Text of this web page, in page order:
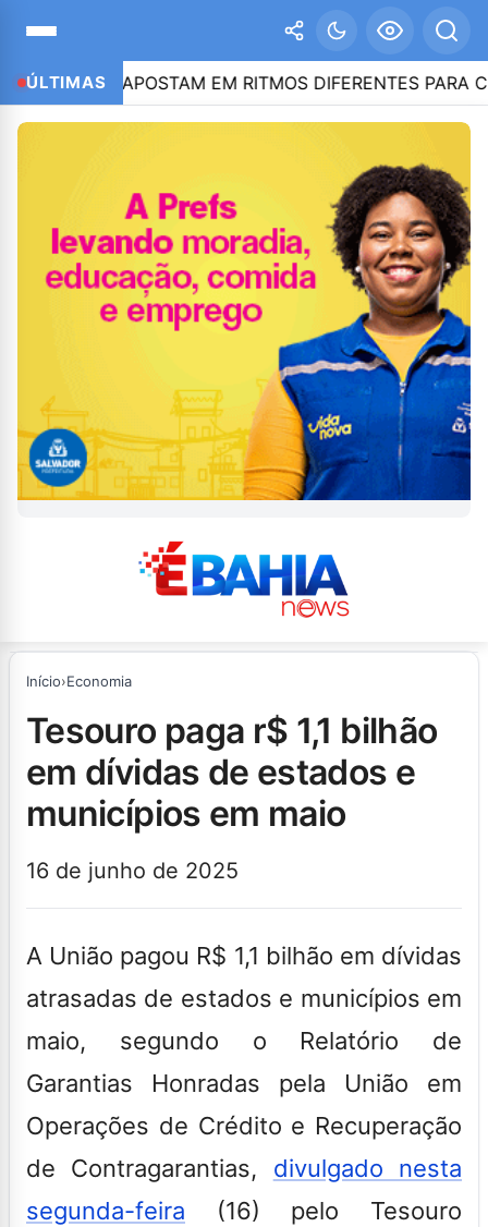
ÚLTIMAS
APOSTAM EM RITMOS DIFERENTES PARA
Início›Economia
tesouro paga r$ 1,1 bilhão
em dívidas de estados e
municípios em maio
16 de junho de 2025
A União pagou R$ 1,1 bilhão em dívidas
atrasadas de estados e municípios em
maio, segundo o Relatório de
Garantias Honradas pela União em
Operações de Crédito e Recuperação
de Contragarantias, divulgado nesta
segunda-feira (16) pelo Tesouro